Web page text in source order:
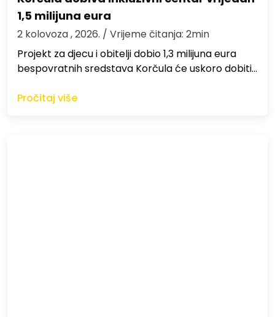
1,5 milijuna eura
2 kolovoza , 2026. / Vrijeme čitanja: 2min
Projekt za djecu i obitelji dobio 1,3 milijuna eura
bespovratnih sredstava Korčula će uskoro dobiti…
Pročitaj više